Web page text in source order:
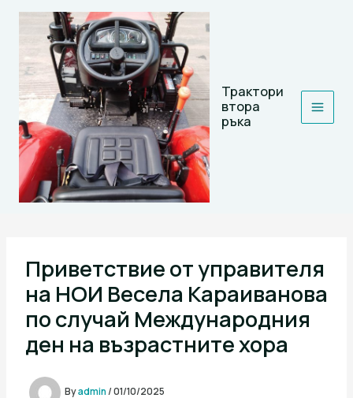
Skip
Трактори
втора
ръка
Приветствие от управителя
на НОИ Весела Караиванова
по случай Международния
ден на възрастните хора
Byadmin/01/10/2025